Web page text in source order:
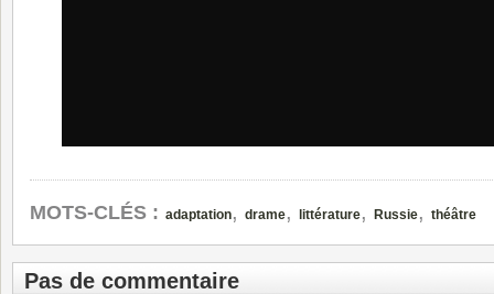
MOTS-CLÉS : adaptation, drame, littérature, Russie, théâtre
Pas de commentaire